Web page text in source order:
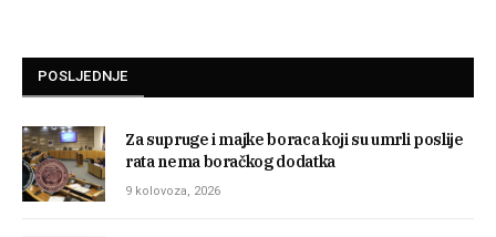
POSLJEDNJE
Za supruge i majke boraca koji su umrli poslije
rata nema boračkog dodatka
9 kolovoza, 2026